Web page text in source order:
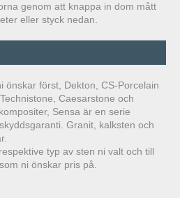
genom att knappa in dom mått
eller styck nedan.
önskar först, Dekton, CS-Porcelain
Caesarstone och
Sensa är en serie
Granit, kalksten och
typ av sten ni valt och till
ni önskar pris på.